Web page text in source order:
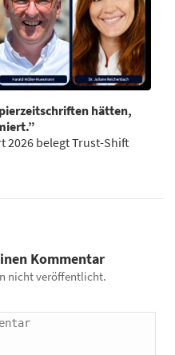
hätten,
2026 belegt Trust-Shift
Kommentar
nicht veröffentlicht.